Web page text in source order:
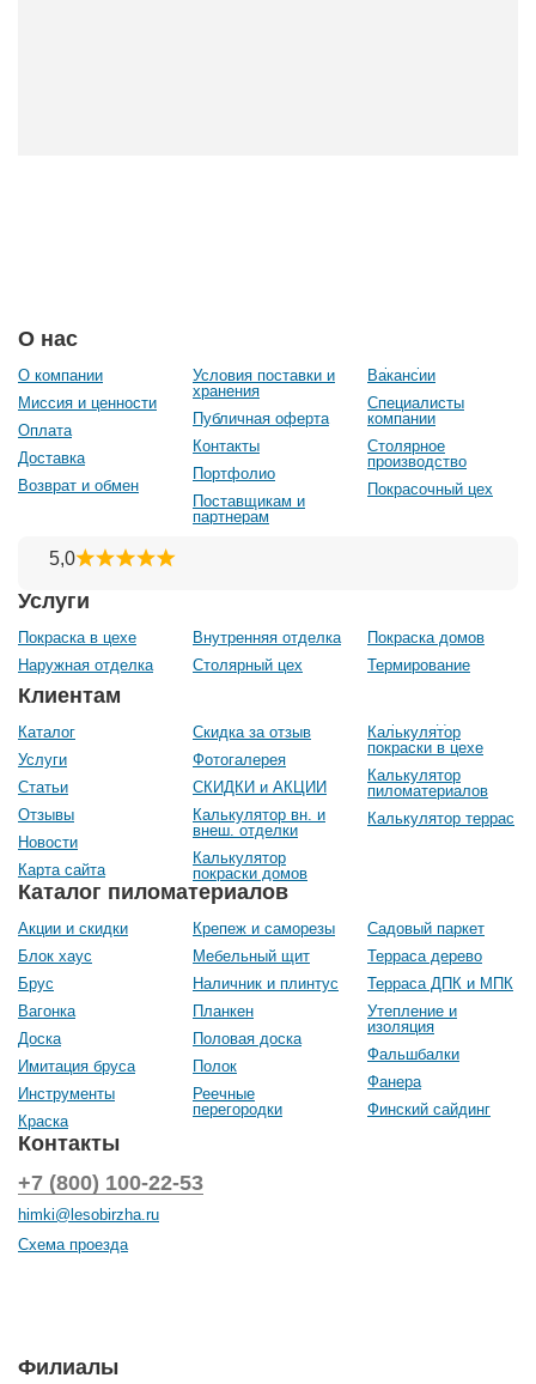
О нас
О компании
Миссия и ценности
Оплата
Доставка
Возврат и обмен
Условия поставки и
хранения
Публичная оферта
Контакты
Портфолио
Поставщикам и
партнерам
Вакансии
Специалисты
компании
Столярное
производство
Покрасочный цех
Каталог пиломатериалов
Акции и скидки
Блок хаус
Брус
Вагонка
Доска
Имитация бруса
Инструменты
Краска
Крепеж и саморезы
Мебельный щит
Наличник и плинтус
Планкен
Половая доска
Полок
Реечные
перегородки
Садовый паркет
Терраса дерево
Терраса ДПК и МПК
Утепление и
изоляция
Фальшбалки
Фанера
Финский сайдинг
Услуги
Покраска в цехе
Наружная отделка
Внутренняя отделка
Столярный цех
Покраска домов
Термирование
Клиентам
Каталог
Услуги
Статьи
Отзывы
Новости
Карта сайта
Скидка за отзыв
Фотогалерея
СКИДКИ и АКЦИИ
Калькулятор вн. и
внеш. отделки
Калькулятор
покраски домов
Калькулятор
покраски в цехе
Калькулятор
пиломатериалов
Калькулятор террас
Контакты
+7 (800) 100-22-53
himki@lesobirzha.ru
Схема проезда
Филиалы